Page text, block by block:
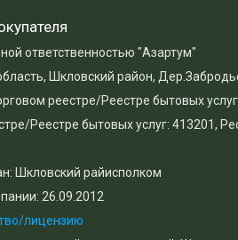
питомнике
а так же
радуют душу и
ответственностью "Азартум"
Шкловский район,
реестре/Реестре бытовых
Реестре бытовых услуг: 413201,
Шкловский райисполком
26.09.2012
лицензию